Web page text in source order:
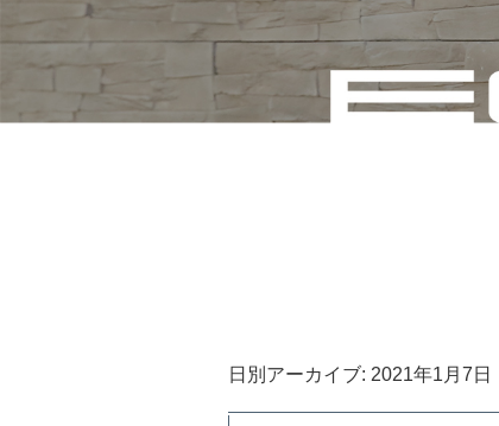
日別アーカイブ: 2021年1月7日